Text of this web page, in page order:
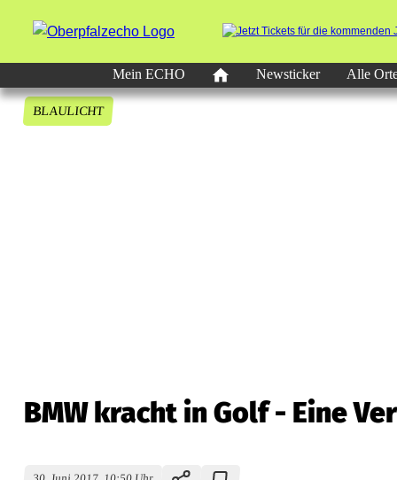
Mein ECHO
Newsticker Alle
BLAULICHT
BMW kracht in Golf - Eine